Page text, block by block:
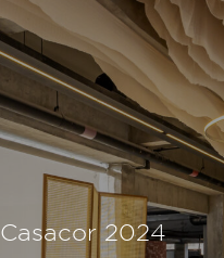
Casacor 2024